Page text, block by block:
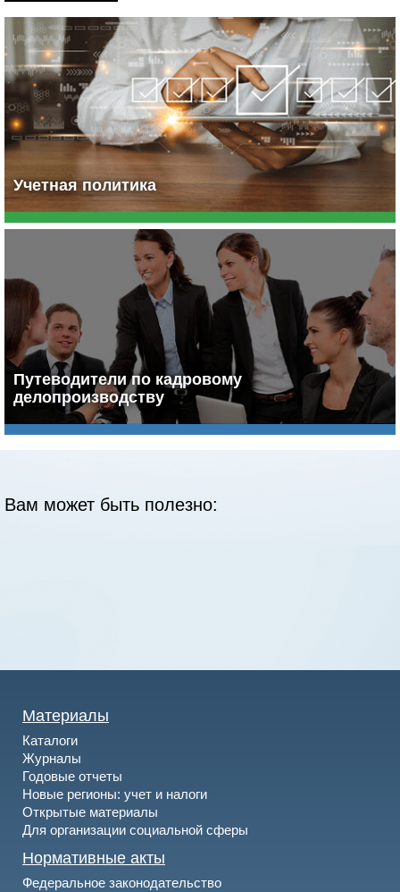
Учетная политика
Путеводители по кадровому
делопроизводству
Вам может быть полезно:
Материалы
Каталоги
Журналы
Годовые отчеты
Новые регионы: учет и налоги
Открытые материалы
Для организации социальной сферы
Нормативные акты
Федеральное законодательство